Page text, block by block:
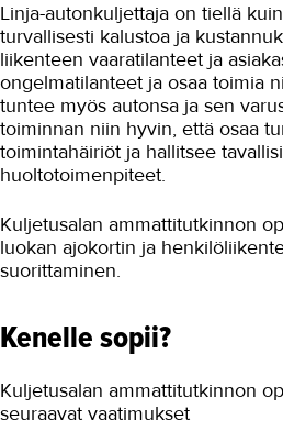
Linja-autonkuljettaja on tiellä
turvallisesti kalustoa ja
liikenteen vaaratilanteet ja
ongelmatilanteet ja osaa toimia
tuntee myös autonsa ja sen
toiminnan niin hyvin, että osaa
toimintahäiriöt ja hallitsee
huoltotoimenpiteet.
Kuljetusalan ammattitutkinnon
luokan ajokortin ja
suorittaminen.
Kenelle sopii?
Kuljetusalan ammattitutkinnon
seuraavat vaatimukset